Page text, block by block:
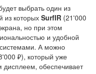
выбрать один из
из которых SurfIR (21'000
но при этом
и удобной
А можно
₽), который уже
обеспечивает